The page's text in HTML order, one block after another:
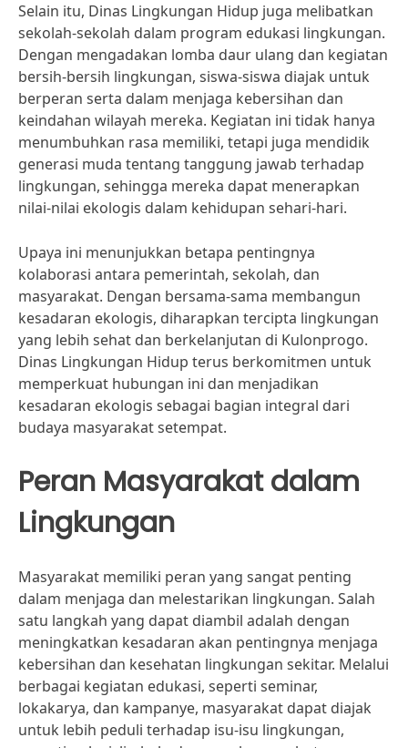
Selain itu, Dinas Lingkungan Hidup juga melibatkan
sekolah-sekolah dalam program edukasi lingkungan.
Dengan mengadakan lomba daur ulang dan kegiatan
bersih-bersih lingkungan, siswa-siswa diajak untuk
berperan serta dalam menjaga kebersihan dan
keindahan wilayah mereka. Kegiatan ini tidak hanya
menumbuhkan rasa memiliki, tetapi juga mendidik
generasi muda tentang tanggung jawab terhadap
lingkungan, sehingga mereka dapat menerapkan
nilai-nilai ekologis dalam kehidupan sehari-hari.
Upaya ini menunjukkan betapa pentingnya
kolaborasi antara pemerintah, sekolah, dan
masyarakat. Dengan bersama-sama membangun
kesadaran ekologis, diharapkan tercipta lingkungan
yang lebih sehat dan berkelanjutan di Kulonprogo.
Dinas Lingkungan Hidup terus berkomitmen untuk
memperkuat hubungan ini dan menjadikan
kesadaran ekologis sebagai bagian integral dari
budaya masyarakat setempat.
Peran Masyarakat dalam
Lingkungan
Masyarakat memiliki peran yang sangat penting
dalam menjaga dan melestarikan lingkungan. Salah
satu langkah yang dapat diambil adalah dengan
meningkatkan kesadaran akan pentingnya menjaga
kebersihan dan kesehatan lingkungan sekitar. Melalui
berbagai kegiatan edukasi, seperti seminar,
lokakarya, dan kampanye, masyarakat dapat diajak
untuk lebih peduli terhadap isu-isu lingkungan,